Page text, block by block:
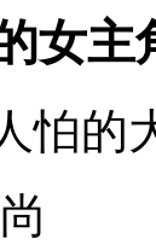
女主
怕的